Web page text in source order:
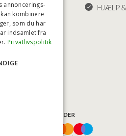
COOKIES
HJÆLP
BETALINGSMULIGHEDER
annoncerings-
kombinere
som du har
indsamlet fra
Privatlivspolitik